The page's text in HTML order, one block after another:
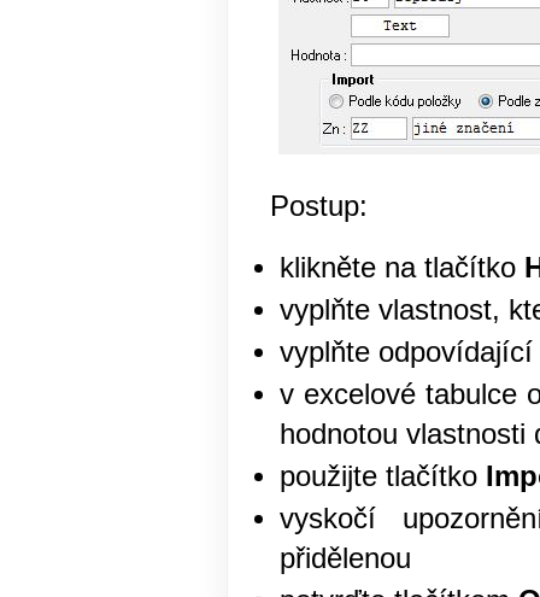
Postup:
klikněte na tlačítko
vyplňte vlastnost,
vyplňte odpovídající
v excelové tabulce
hodnotou vlastnosti
použijte tlačítko
vyskočí
přidělenou